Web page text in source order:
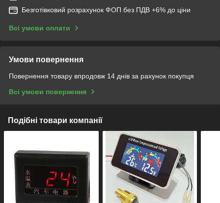
Безготівковий розрахунок ФОП без ПДВ +6% до ціни
Всі умови оплати
Умови повернення
Повернення товару впродовж 14 днів за рахунок покупця
Всі умови повернення
Подібні товари компанії